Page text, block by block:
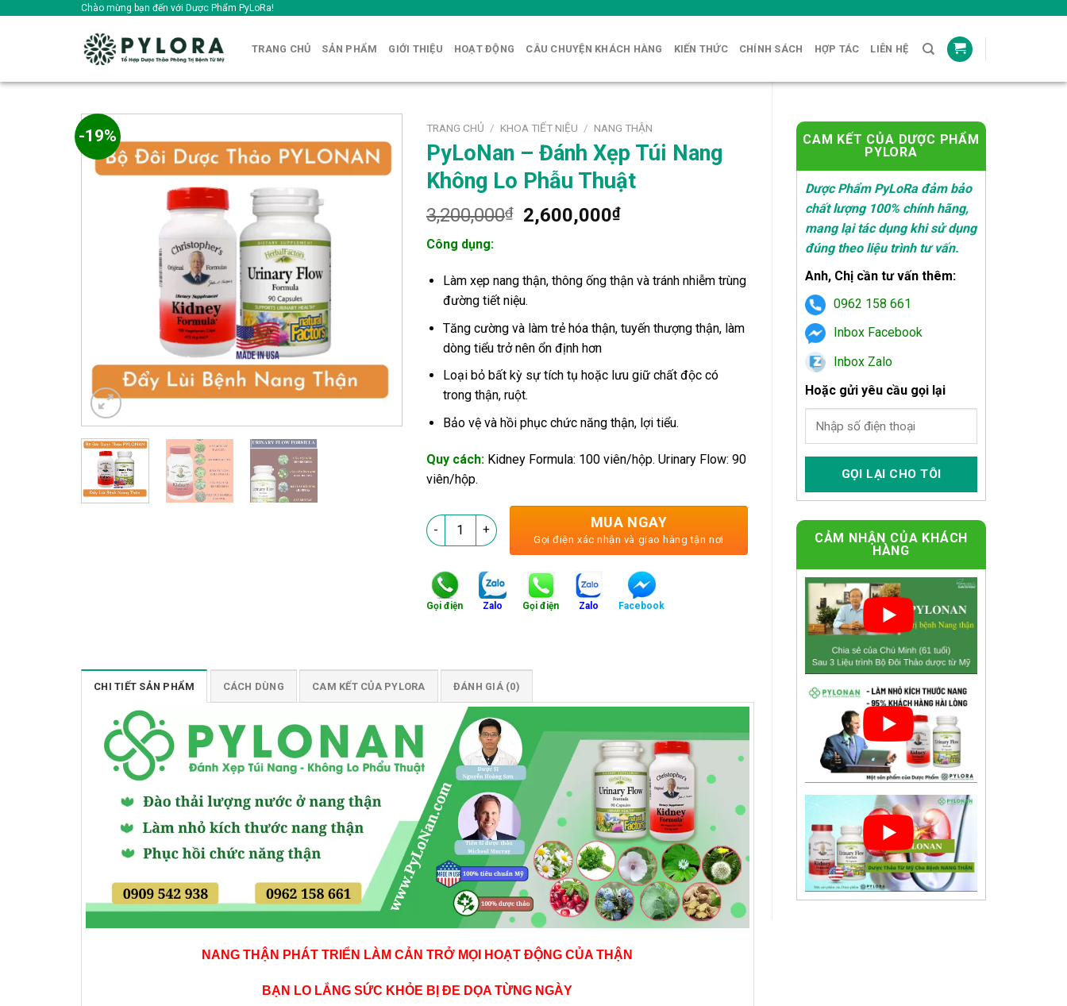
Chào mừng bạn đến với Dược Phẩm PyLoRa!
TRANG CHỦ SẢN PHẨM GIỚI THIỆU HOẠT ĐỘNG CÂU CHUYỆN KHÁCH HÀNG KIẾN THỨC CHÍNH SÁCH HỢP TÁC LIÊN HỆ
-19% TRANG CHỦ / KHOA TIẾT NIỆU / NANG THẬN
PyLoNan – Đánh Xẹp Túi Nang
Không Lo Phẫu Thuật
3,200,000₫
Giá
3,200,000₫.
2,600,000₫Giá
là:
2,600,000₫.
Công dụng:
Làm xẹp nang thận, thông ống thận và tránh nhiễm trùng
đường tiết niệu.
Tăng cường và làm trẻ hóa thận, tuyến thượng thận, làm
dòng tiểu trở nên ổn định hơn
Loại bỏ bất kỳ sự tích tụ hoặc lưu giữ chất độc có
trong thận, ruột.
Bảo vệ và hồi phục chức năng thận, lợi tiểu.
Quy cách: Kidney Formula: 100 viên/hộp. Urinary Flow: 90
viên/hộp.
PyLoNan - Đánh Xẹp Túi Nang Không Lo Phẫu Thuật số lượng
MUA NGAY
Gọi điện xác nhận và giao hàng tận nơi
Gọi điện Zalo Gọi điện Zalo Facebook
CAM KẾT CỦA DƯỢC PHẨM
PYLORA
Dược Phẩm PyLoRa đảm bảo
chất lượng 100% chính hãng,
mang lại tác dụng khi sử dụng
đúng theo liệu trình tư vấn.
Anh, Chị cần tư vấn thêm:
0962 158 661
Inbox Facebook
Inbox Zalo
Hoặc gửi yêu cầu gọi lại
CẢM NHẬN CỦA KHÁCH
HÀNG
CHI TIẾT SẢN PHẨM CÁCH DÙNG CAM KẾT CỦA PYLORA ĐÁNH GIÁ (0)
NANG THẬN PHÁT TRIỂN LÀM CẢN TRỞ MỌI HOẠT ĐỘNG CỦA THẬN
BẠN LO LẮNG SỨC KHỎE BỊ ĐE DỌA TỪNG NGÀY